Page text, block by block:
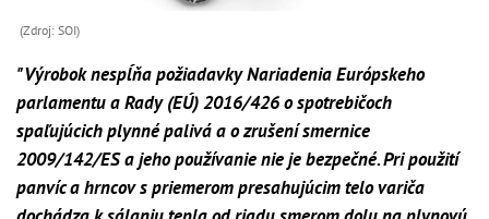
(Zdroj: SOI)
"Výrobok nespĺňa požiadavky Nariadenia Európskeho
parlamentu a Rady (EÚ) 2016/426 o spotrebičoch
spaľujúcich plynné palivá a o zrušení smernice
2009/142/ES a jeho používanie nie je bezpečné. Pri použití
panvíc a hrncov s priemerom presahujúcim telo variča